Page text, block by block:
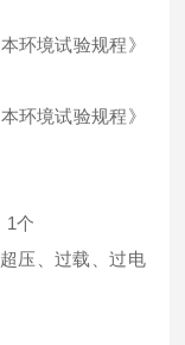
环境试验规程》
环境试验规程》
1个
压、过载、过电